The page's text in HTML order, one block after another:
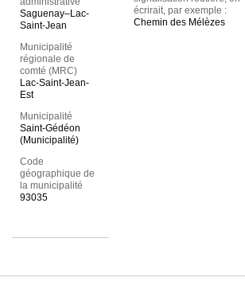
Saguenay–Lac-
Saint-Jean
Municipalité
régionale de
comté (MRC)
Lac-Saint-Jean-
Est
Municipalité
Saint-Gédéon
(Municipalité)
Code
géographique de
la municipalité
93035
écrirait, par exemple :
Chemin des Mélèzes